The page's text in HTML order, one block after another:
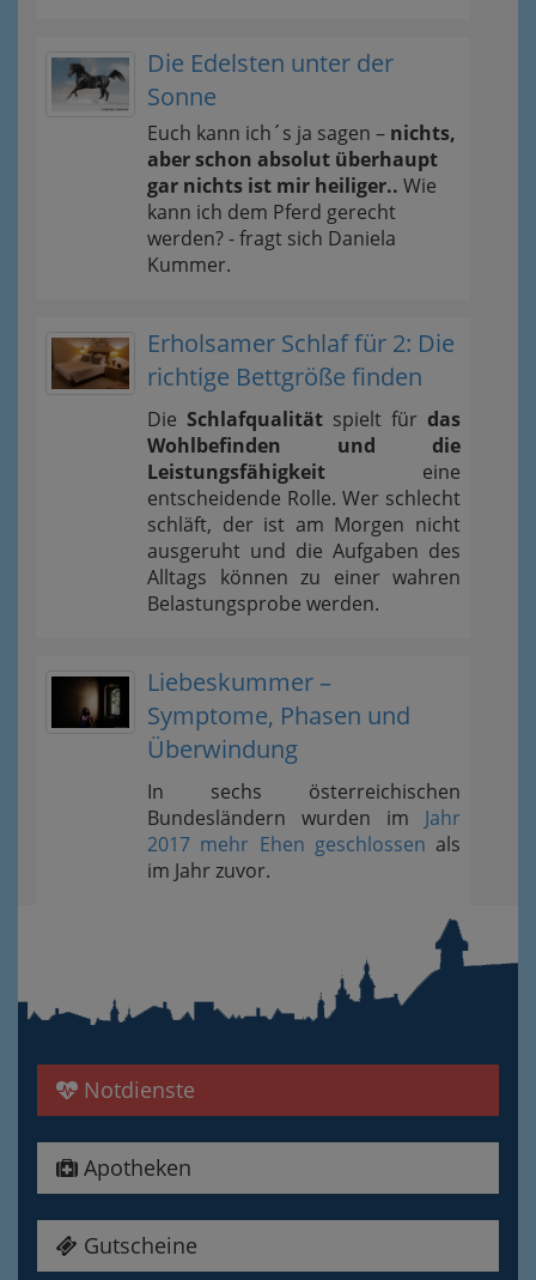
Die Edelsten unter der
Sonne
Euch kann ich´s ja sagen – nichts,
aber schon absolut überhaupt
gar nichts ist mir heiliger.. Wie
kann ich dem Pferd gerecht
werden? - fragt sich Daniela
Kummer.
Erholsamer Schlaf für 2: Die
richtige Bettgröße finden
Die Schlafqualität spielt für das
Wohlbefinden und die
Leistungsfähigkeit eine
entscheidende Rolle. Wer schlecht
schläft, der ist am Morgen nicht
ausgeruht und die Aufgaben des
Alltags können zu einer wahren
Belastungsprobe werden.
Liebeskummer –
Symptome, Phasen und
Überwindung
In sechs österreichischen
Bundesländern wurden im Jahr
2017 mehr Ehen geschlossen als
im Jahr zuvor.
Notdienste
Apotheken
Gutscheine